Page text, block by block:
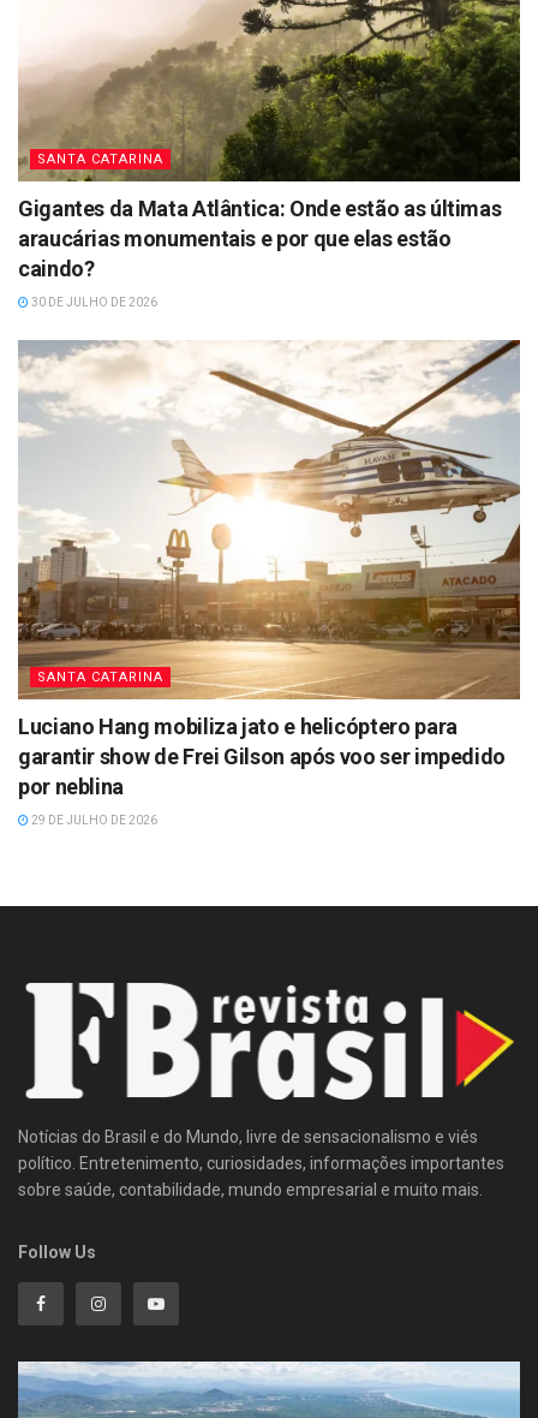
SANTA CATARINA
Gigantes da Mata Atlântica: Onde estão as últimas
araucárias monumentais e por que elas estão
caindo?
30 DE JULHO DE 2026
SANTA CATARINA
Luciano Hang mobiliza jato e helicóptero para
garantir show de Frei Gilson após voo ser impedido
por neblina
29 DE JULHO DE 2026
Notícias do Brasil e do Mundo, livre de sensacionalismo e viés
político. Entretenimento, curiosidades, informações importantes
sobre saúde, contabilidade, mundo empresarial e muito mais.
Follow Us